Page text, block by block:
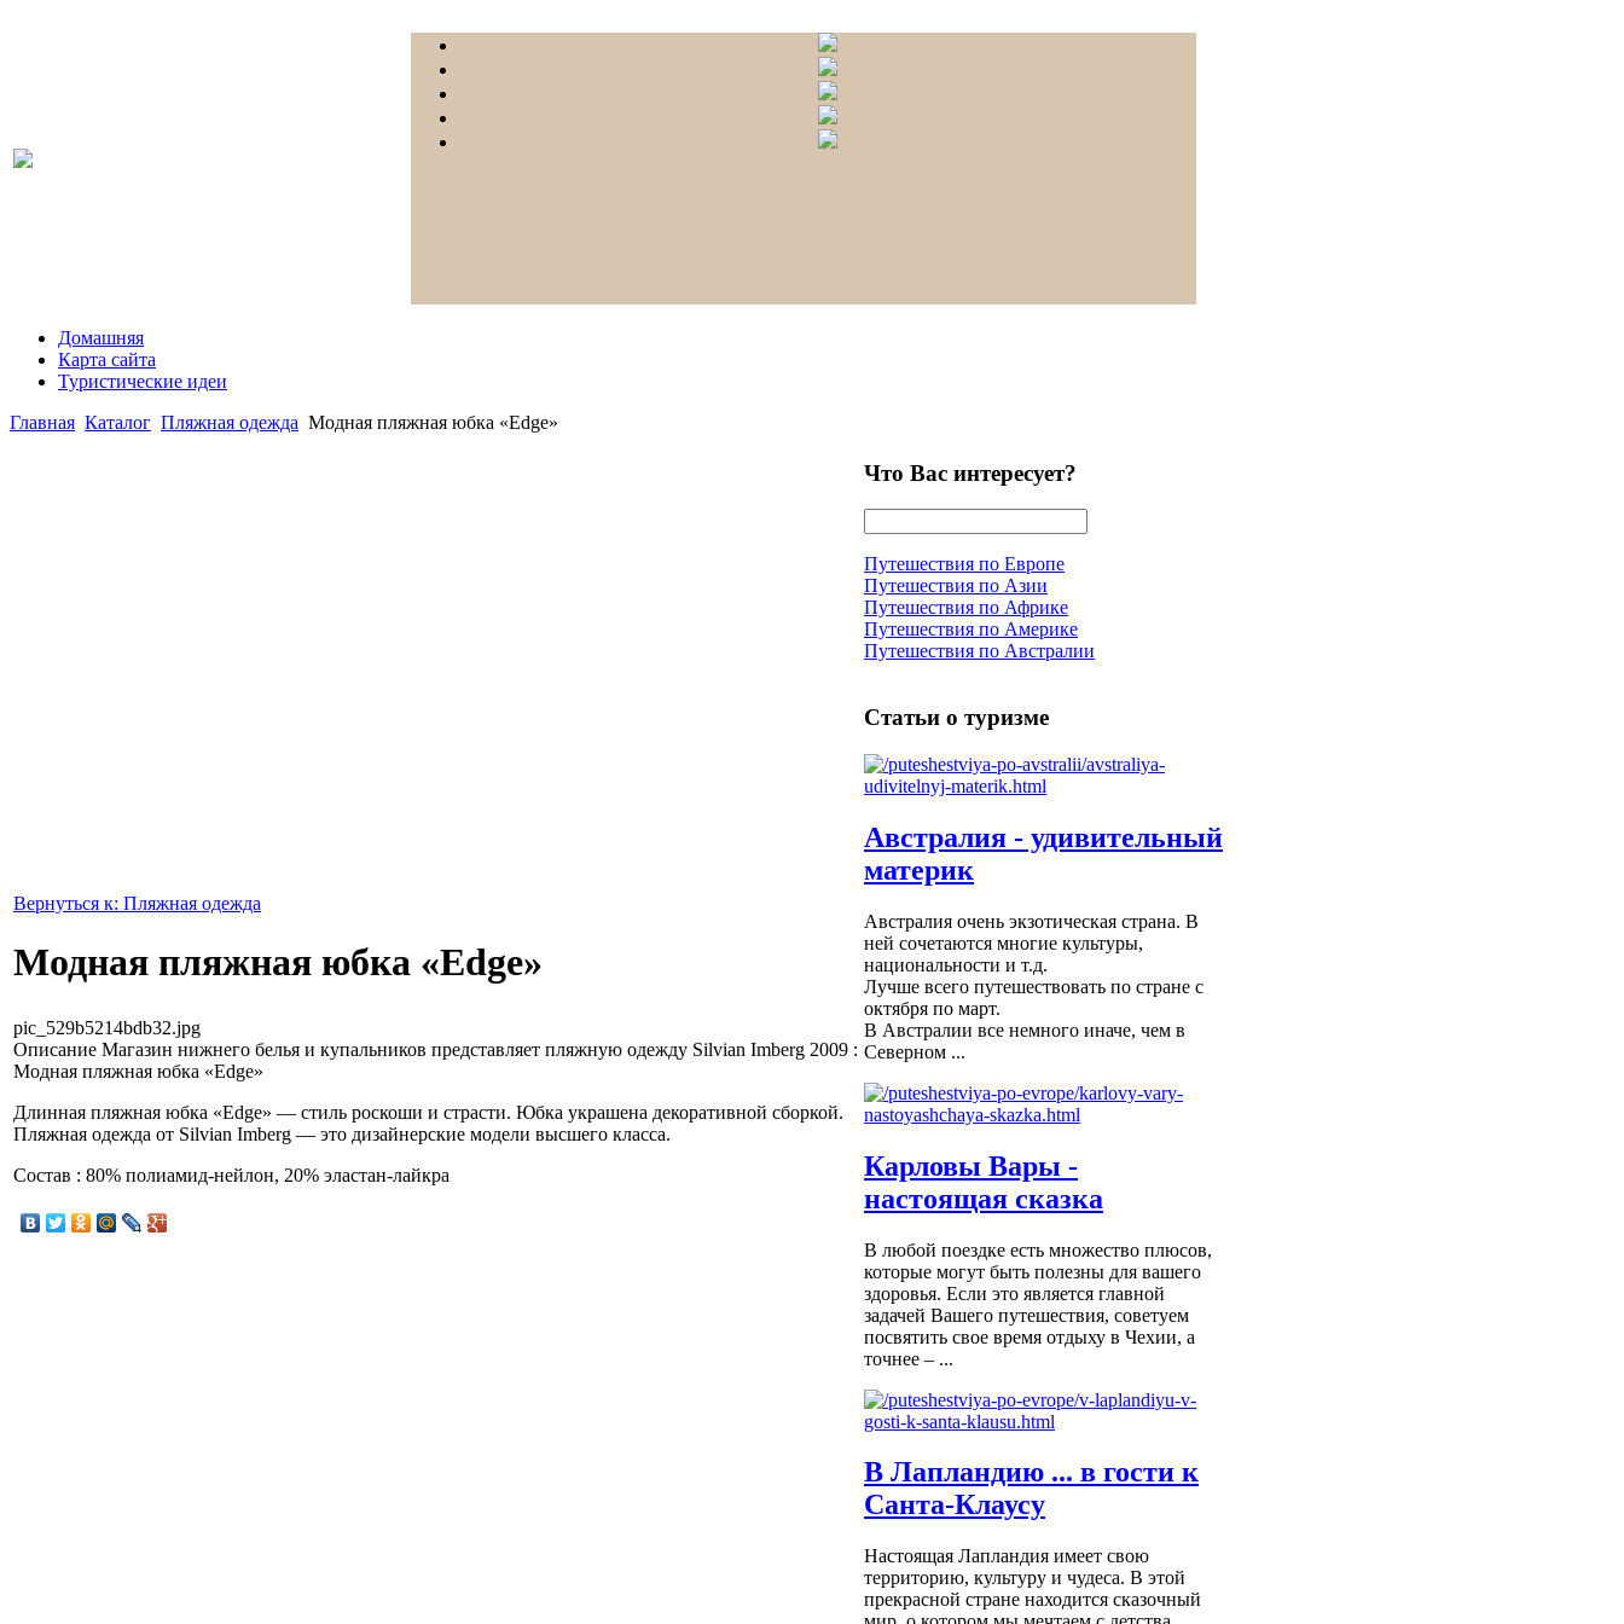
Домашняя
Карта сайта
Туристические идеи
Главная Каталог Пляжная одежда Модная пляжная юбка «Edge»
Вернуться к: Пляжная одежда
Модная пляжная юбка «Edge»
pic_529b5214bdb32.jpg
Описание Магазин нижнего белья и купальников представляет пляжную одежду Silvian Imberg 2009 :
Модная пляжная юбка «Edge»
Длинная пляжная юбка «Edge» — стиль роскоши и страсти. Юбка украшена декоративной сборкой.
Пляжная одежда от Silvian Imberg — это дизайнерские модели высшего класса.
Состав : 80% полиамид-нейлон, 20% эластан-лайкра
Что Вас интересует?
Путешествия по Европе
Путешествия по Азии
Путешествия по Африке
Путешествия по Америке
Путешествия по Австралии
Статьи о туризме
Австралия - удивительный
материк
Австралия очень экзотическая страна. В
ней сочетаются многие культуры,
национальности и т.д.
Лучше всего путешествовать по стране с
октября по март.
В Австралии все немного иначе, чем в
Северном ...
Карловы Вары -
настоящая сказка
В любой поездке есть множество плюсов,
которые могут быть полезны для вашего
здоровья. Если это является главной
задачей Вашего путешествия, советуем
посвятить свое время отдыху в Чехии, а
точнее – ...
В Лапландию ... в гости к
Санта-Клаусу
Настоящая Лапландия имеет свою
территорию, культуру и чудеса. В этой
прекрасной стране находится сказочный